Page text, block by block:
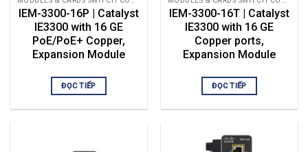
IEM-3300-16P | Catalyst
IE3300 with 16 GE
PoE/PoE+ Copper,
Expansion Module
ĐỌC TIẾP
IEM-3300-16T | Catalyst
IE3300 with 16 GE
Copper ports,
Expansion Module
ĐỌC TIẾP